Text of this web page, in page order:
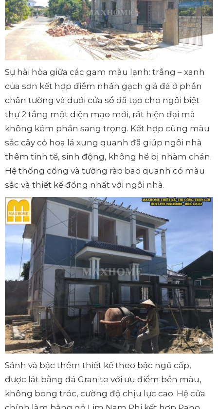
Sự hài hòa giữa các gam màu lạnh: trắng – xanh
của sơn kết hợp điểm nhấn gạch giả đá ở phần
chân tường và dưới cửa sổ đã tạo cho ngôi biệt
thự 2 tầng một diện mạo mới, rất hiện đại mà
không kém phần sang trọng. Kết hợp cùng màu
sắc cây cỏ hoa lá xung quanh đã giúp ngôi nhà
thêm tinh tế, sinh động, không hề bị nhàm chán.
Hệ thống cổng và tường rào bao quanh có màu
sắc và thiết kế đồng nhất với ngôi nhà.
Sảnh và bậc thềm thiết kế theo bậc ngũ cấp,
được lát bằng đá Granite với ưu điểm bền màu,
không bong tróc, cường độ chịu lực cao. Hệ cửa